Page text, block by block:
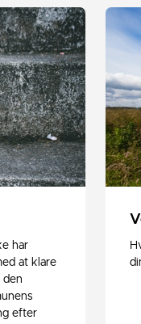
har
at klare
den
efter